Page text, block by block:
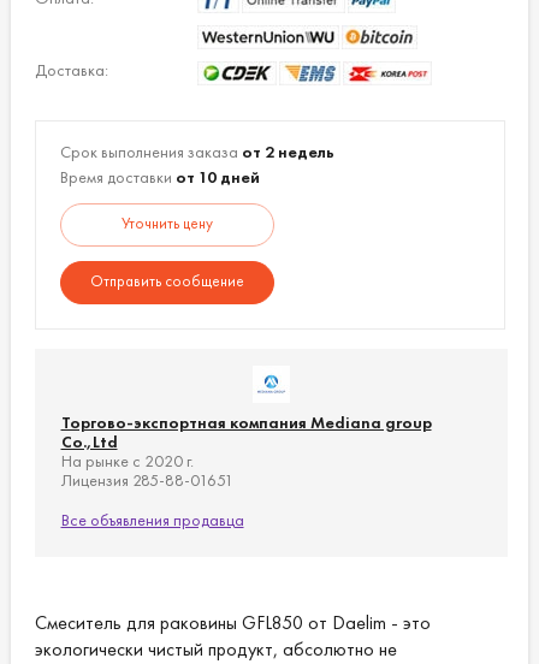
Доставка:
Срок выполнения заказа от 2 недель
Время доставки от 10 дней
Уточнить цену
Отправить сообщение
Торгово-экспортная компания Mediana group
Co.,Ltd
На рынке с 2020 г.
Лицензия 285-88-01651
Все объявления продавца
Смеситель для раковины GFL850 от Daelim - это
экологически чистый продукт, абсолютно не